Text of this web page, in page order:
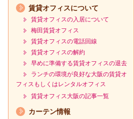
賃貸オフィスについて
賃貸オフィスの入居について
梅田賃貸オフィス
賃貸オフィスの電話回線
賃貸オフィスの解約
早めに準備する賃貸オフィスの退去
ランチの環境が良好な大阪の賃貸オ
フィスもしくはレンタルオフィス
賃貸オフィス大阪の記事一覧
カーテン情報